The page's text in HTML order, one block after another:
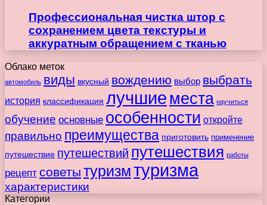
Профессиональная чистка штор с
сохранением цвета текстуры и
аккуратным обращением с тканью
Облако меток
автомобиль виды вкусный вождению выбор выбрать
история классификация лучшиеместа научиться
обучение основные особенности откройте
правильно преимущества приготовить применение
путешествие путешествий путешествия работы
рецепт советы туризмтуризма
характеристики
Категории